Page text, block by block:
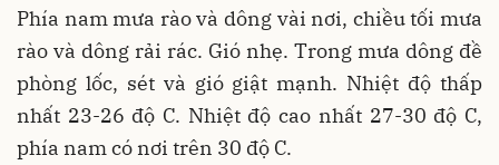
Phía nam mưa rào và dông vài nơi, chiều tối mưa
rào và dông rải rác. Gió nhẹ. Trong mưa dông đề
phòng lốc, sét và gió giật mạnh. Nhiệt độ thấp
nhất 23-26 độ C. Nhiệt độ cao nhất 27-30 độ C,
phía nam có nơi trên 30 độ C.